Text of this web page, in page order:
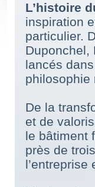
L’histoire
inspiration
particulier.
Duponchel,
lancés
philosophie
De la
et de
le bâtiment
près de
l’entreprise